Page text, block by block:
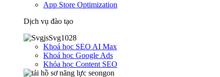
App Store Optimization
Dịch vụ đào tạo
Khoá học SEO AI Max
Khoá học Google Ads
Khóa học Content SEO